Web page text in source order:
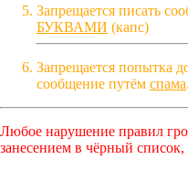
Запрещается писать
БУКВАМИ (капс)
Запрещается попытка
сообщение путём спама.
Любое нарушение правил
занесением в чёрный